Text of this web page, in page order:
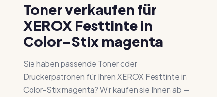
Toner verkaufen für
XEROX Festtinte in
Color-Stix magenta
Sie haben passende Toner oder
Druckerpatronen für Ihren XEROX Festtinte in
Color-Stix magenta? Wir kaufen sie Ihnen ab —